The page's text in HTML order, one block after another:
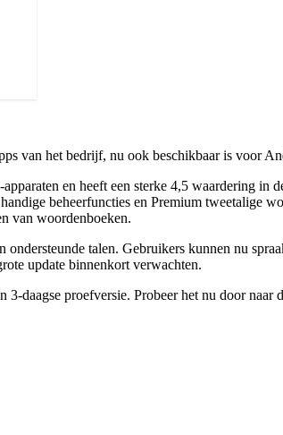
van het bedrijf, nu ook beschikbaar is voor
en heeft een sterke 4,5 waardering
beheerfuncties en Premium tweetalige
van woordenboeken.
talen. Gebruikers kunnen nu
update binnenkort verwachten.
daagse proefversie. Probeer het nu door naar